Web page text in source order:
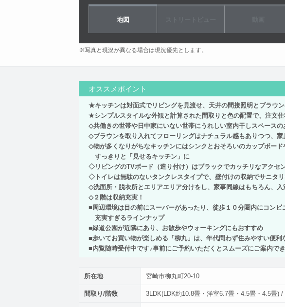
地図
※写真と現況が異なる場合は現況優先とします。
オススメポイント
★キッチンは対面式でリビングを見渡せ、天井の間接照明とブラウ
★シンプルスタイルな外観と計算された間取りと色の配置で、注文
◇共働きの世帯や日中家にいない世帯にうれしい室内干しスペースの
◇ブラウンを取り入れてフローリングはナチュラル感もありつつ、
◇物が多くなりがちなキッチンにはシンクとおそろいのカップボー
すっきりと「見せるキッチン」に
◇リビングのTVボード（造り付け）はブラックでカッチリなアクセ
◇トイレは無駄のないタンクレスタイプで、壁付けの収納でサニタ
◇洗面所・脱衣所とエリアエリア分けをし、家事同線はもちろん、
◇２階は収納充実！
■周辺環境は目の前にスーパーがあったり、徒歩１０分圏内にコン
充実すぎるラインナップ
■緑道公園が近隣にあり、お散歩やウォーキングにもおすすめ
■歩いてお買い物が楽しめる「柳丸」は、年代問わず住みやすい便利
■内覧随時受付中です♪事前にご予約いただくとスムーズにご案内で
所在地 宮崎市柳丸町20-10
間取り/階数 3LDK(LDK約10.8畳・洋室6.7畳・4.5畳・4.5畳) /